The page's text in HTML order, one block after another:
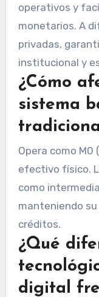
operativos y
monetarios. A
privadas,
institucional y
¿Cómo
sistema
Opera como
efectivo físico.
como
manteniendo
créditos.
¿Qué
digital